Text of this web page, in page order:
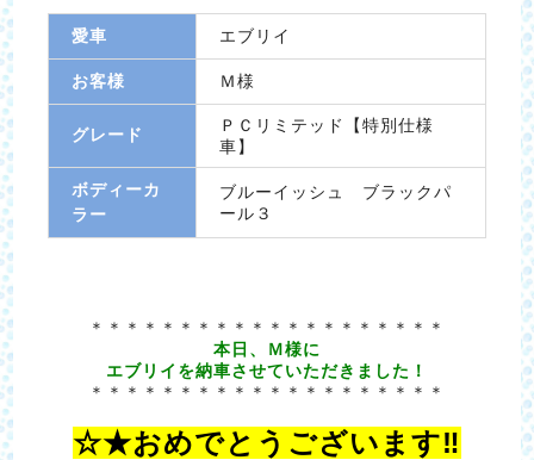
愛車 エブリイ
お客様 Ｍ様
グレード
ＰＣリミテッド【特別仕様
車】
ボディーカ
ラー
ブルーイッシュ ブラックパ
ール３
＊＊＊＊＊＊＊＊＊＊＊＊＊＊＊＊＊＊＊＊
本日、Ｍ様に
エブリイを納車させていただきました！
＊＊＊＊＊＊＊＊＊＊＊＊＊＊＊＊＊＊＊＊
☆★おめでとうございます‼